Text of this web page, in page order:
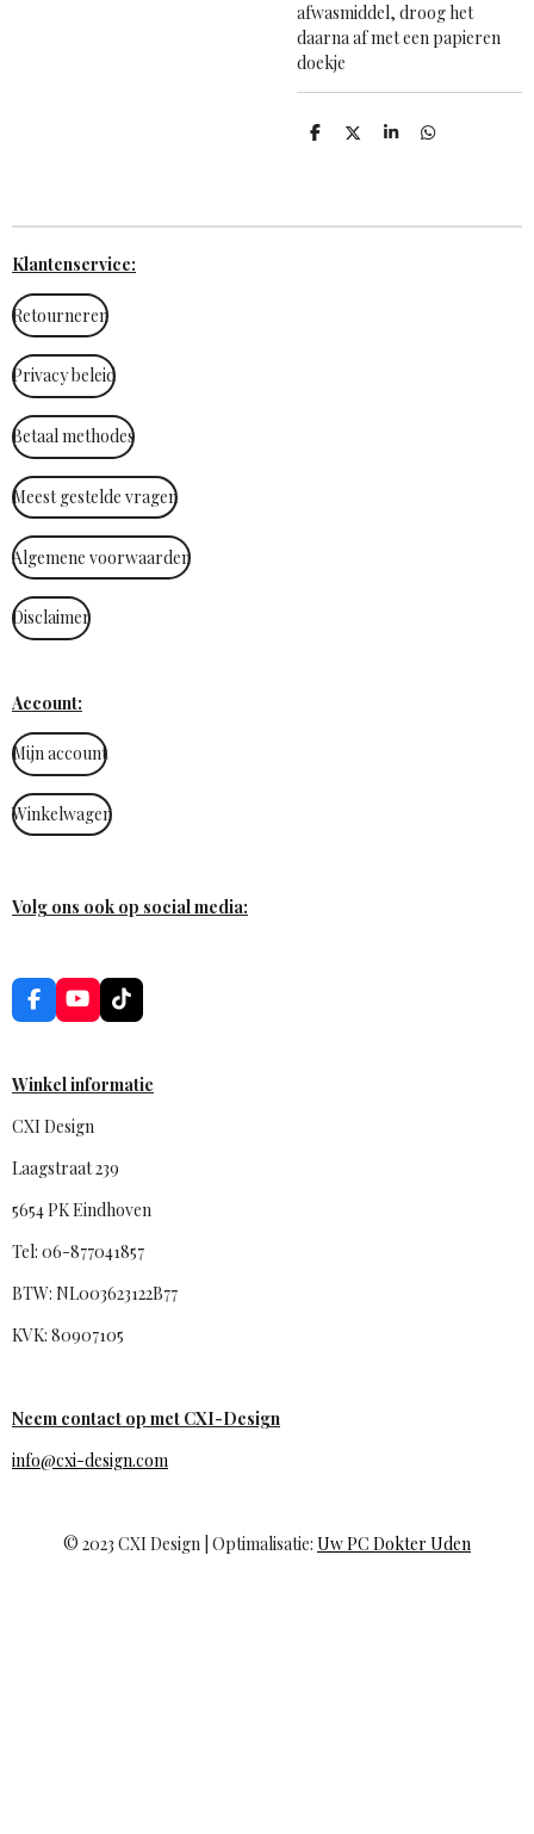
afwasmiddel, droog het
daarna af met een papieren
doekje
D
D
S
D
Klantenservice:
Retourneren
Privacy beleid
Betaal methodes
Meest gestelde vragen
Algemene voorwaarden
Disclaimer
Account:
Mijn account
Winkelwagen
Volg ons ook op social media:
F
a
b
o
k
Y
o
u
e
T
i
o
Winkel informatie
CXI Design
Laagstraat 239
5654 PK Eindhoven
Tel: 06-877041857
BTW: NL003623122B77
KVK: 80907105
Neem contact op met CXI-Design
info@cxi-design.com
© 2023 CXI Design | Optimalisatie: Uw PC Dokter Uden